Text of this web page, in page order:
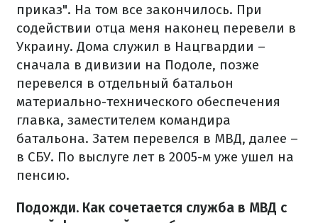
приказ". На том все закончилось. При
содействии отца меня наконец перевели в
Украину. Дома служил в Нацгвардии –
сначала в дивизии на Подоле, позже
перевелся в отдельный батальон
материально-технического обеспечения
главка, заместителем командира
батальона. Затем перевелся в МВД, далее –
в СБУ. По выслуге лет в 2005-м уже ушел на
пенсию.
Подожди. Как сочетается служба в МВД с